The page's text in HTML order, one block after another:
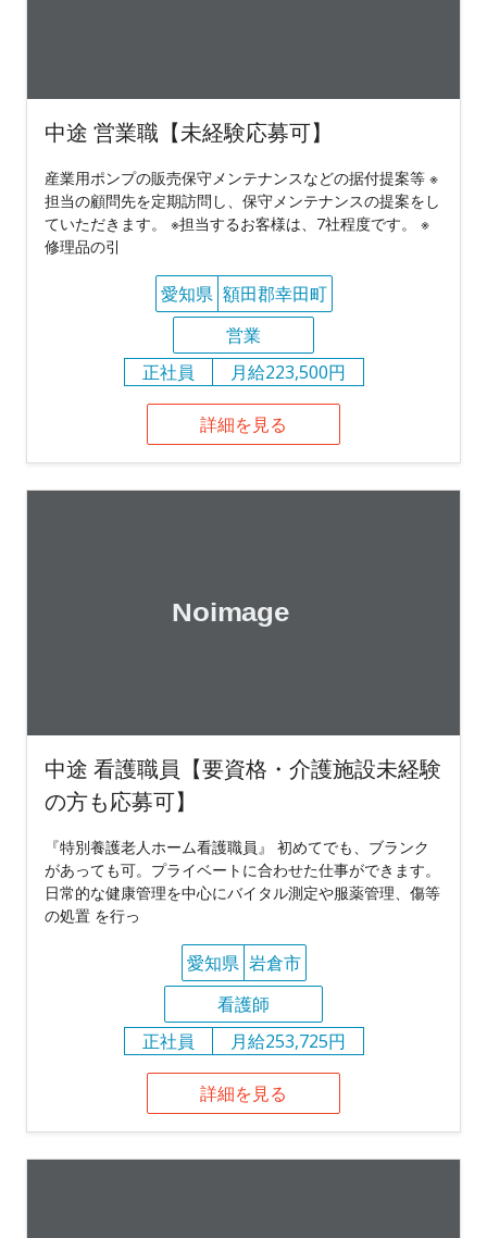
中途 営業職【未経験応募可】
産業用ポンプの販売保守メンテナンスなどの据付提案等 ※
担当の顧問先を定期訪問し、保守メンテナンスの提案をし
ていただきます。 ※担当するお客様は、7社程度です。 ※
修理品の引
愛知県 額田郡幸田町
営業
正社員
月給223,500円
詳細を見る
中途 看護職員【要資格・介護施設未経験
の方も応募可】
『特別養護老人ホーム看護職員』 初めてでも、ブランク
があっても可。プライベートに合わせた仕事ができます。
日常的な健康管理を中心にバイタル測定や服薬管理、傷等
の処置 を行っ
愛知県 岩倉市
看護師
正社員
月給253,725円
詳細を見る